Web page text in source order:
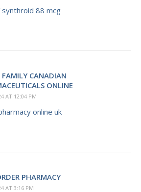
88 mcg
FAMILY CANADIAN
ONLINE
AT 12:04 PM
online uk
PHARMACY
AT 3:16 PM